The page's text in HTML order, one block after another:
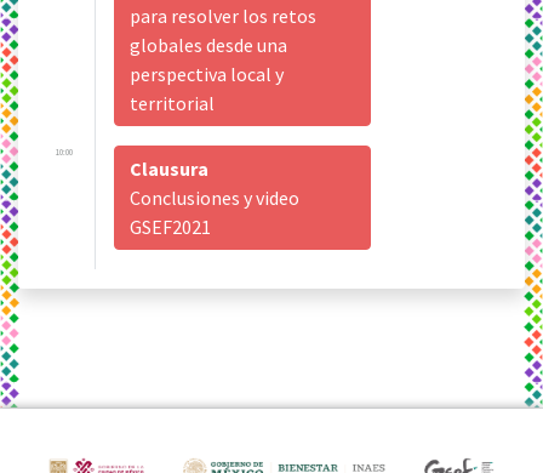
para resolver los retos
globales desde una
perspectiva local y
territorial
10:00
Clausura
Conclusiones y video
GSEF2021